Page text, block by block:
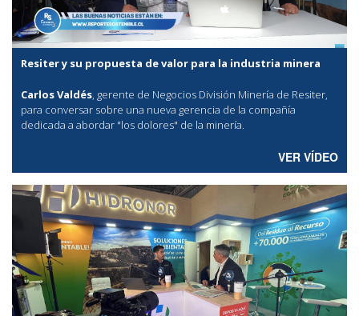
Resiter y su propuesta de valor para la industria minera
Carlos Valdés, gerente de Negocios División Minería de Resiter,
para conversar sobre una nueva gerencia de la compañía
dedicada a abordar "los dolores" de la minería.
VER VÍDEO